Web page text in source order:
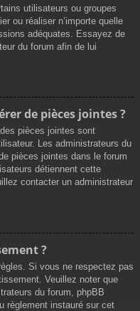
utilisateurs ou groupes
ou réaliser n’importe quelle
adéquates. Essayez de
du forum afin de lui
de pièces jointes ?
pièces jointes sont
Les administrateurs du
pièces jointes dans le forum
détiennent cette
contacter un administrateur
?
Si vous ne respectez pas
Veuillez noter que
du forum, phpBB
règlement instauré sur cet